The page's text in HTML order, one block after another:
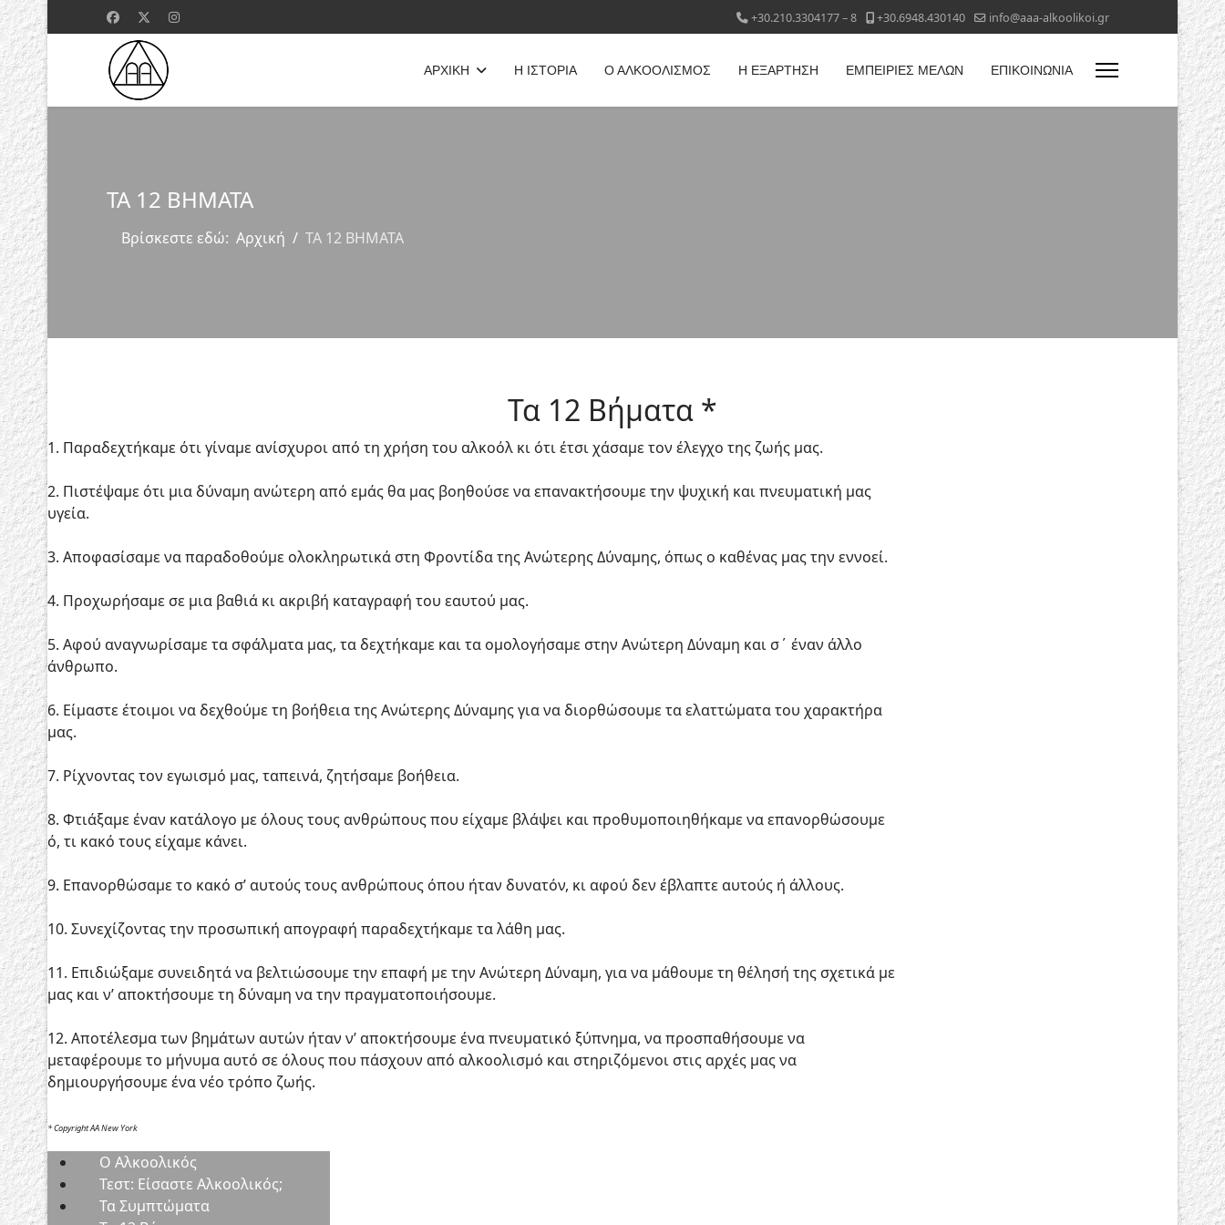
+30.210.3304177 – 8 +30.6948.430140 info@aaa-alkoolikoi.gr
ΑΡΧΙΚΗ Η ΙΣΤΟΡΙΑ Ο ΑΛΚΟΟΛΙΣΜΟΣ Η ΕΞΑΡΤΗΣΗ ΕΜΠΕΙΡΙΕΣ ΜΕΛΩΝ ΕΠΙΚΟΙΝΩΝΙΑ
ΤΑ 12 ΒΗΜΑΤΑ
Βρίσκεστε εδώ: Αρχική ΤΑ 12 ΒΗΜΑΤΑ
Τα 12 Βήματα *
1. Παραδεχτήκαμε ότι γίναμε ανίσχυροι από τη χρήση του αλκοόλ κι ότι έτσι χάσαμε τον έλεγχο της ζωής μας.
2. Πιστέψαμε ότι μια δύναμη ανώτερη από εμάς θα μας βοηθούσε να επανακτήσουμε την ψυχική και πνευματική μας
υγεία.
3. Αποφασίσαμε να παραδοθούμε ολοκληρωτικά στη Φροντίδα της Ανώτερης Δύναμης, όπως ο καθένας μας την εννοεί.
4. Προχωρήσαμε σε μια βαθιά κι ακριβή καταγραφή του εαυτού μας.
5. Αφού αναγνωρίσαμε τα σφάλματα μας, τα δεχτήκαμε και τα ομολογήσαμε στην Ανώτερη Δύναμη και σ΄ έναν άλλο
άνθρωπο.
6. Είμαστε έτοιμοι να δεχθούμε τη βοήθεια της Ανώτερης Δύναμης για να διορθώσουμε τα ελαττώματα του χαρακτήρα
μας.
7. Ρίχνοντας τον εγωισμό μας, ταπεινά, ζητήσαμε βοήθεια.
8. Φτιάξαμε έναν κατάλογο με όλους τους ανθρώπους που είχαμε βλάψει και προθυμοποιηθήκαμε να επανορθώσουμε
ό, τι κακό τους είχαμε κάνει.
9. Επανορθώσαμε το κακό σ’ αυτούς τους ανθρώπους όπου ήταν δυνατόν, κι αφού δεν έβλαπτε αυτούς ή άλλους.
10. Συνεχίζοντας την προσωπική απογραφή παραδεχτήκαμε τα λάθη μας.
11. Επιδιώξαμε συνειδητά να βελτιώσουμε την επαφή με την Ανώτερη Δύναμη, για να μάθουμε τη θέλησή της σχετικά με
μας και ν’ αποκτήσουμε τη δύναμη να την πραγματοποιήσουμε.
12. Αποτέλεσμα των βημάτων αυτών ήταν ν’ αποκτήσουμε ένα πνευματικό ξύπνημα, να προσπαθήσουμε να
μεταφέρουμε το μήνυμα αυτό σε όλους που πάσχουν από αλκοολισμό και στηριζόμενοι στις αρχές μας να
δημιουργήσουμε ένα νέο τρόπο ζωής.
* Copyright AA New York
Ο Aλκοολικός
Τεστ: Είσαστε Αλκοολικός;
Τα Συμπτώματα